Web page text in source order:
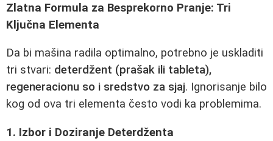
Zlatna Formula za Besprekorno Pranje: Tri
Ključna Elementa
Da bi mašina radila optimalno, potrebno je uskladiti
tri stvari: deterdžent (prašak ili tableta),
regeneracionu so i sredstvo za sjaj. Ignorisanje bilo
kog od ova tri elementa često vodi ka problemima.
1. Izbor i Doziranje Deterdženta